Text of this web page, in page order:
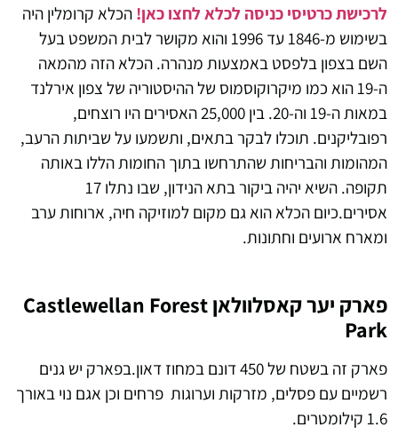
לרכישת כרטיסי כניסה לכלא לחצו כאן! הכלא קרומלין היה
בשימוש מ-1846 עד 1996 והוא מקושר לבית המשפט בעל
השם בצפון בלפסט באמצעות מנהרה. הכלא הזה מהמאה
ה-19 הוא כמו מיקרוקוסמוס של ההיסטוריה של צפון אירלנד
במאות ה-19 וה-20.
בין 25,000 האסירים היו רוצחים,
רפובליקנים. תוכלו לבקר בתאים, ותשמעו על שביתות הרעב,
המהומות והבריחות שהתרחשו בתוך החומות הללו באותה
תקופה.
השיא יהיה ביקור בתא הנידון, שבו נתלו 17
אסירים.כיום הכלא הוא גם מקום למוזיקה חיה, ארוחות ערב
ומארח ארועים וחתונות.
פארק יער קאסלוולאן Castlewellan Forest
Park
פארק זה בשטח של 450 דונם במחוז דאון.בפארק יש גנים
רשמיים עם פסלים, מזרקות וערוגות פרחים וכן אגם נוי באורך
1.6 קילומטרים.